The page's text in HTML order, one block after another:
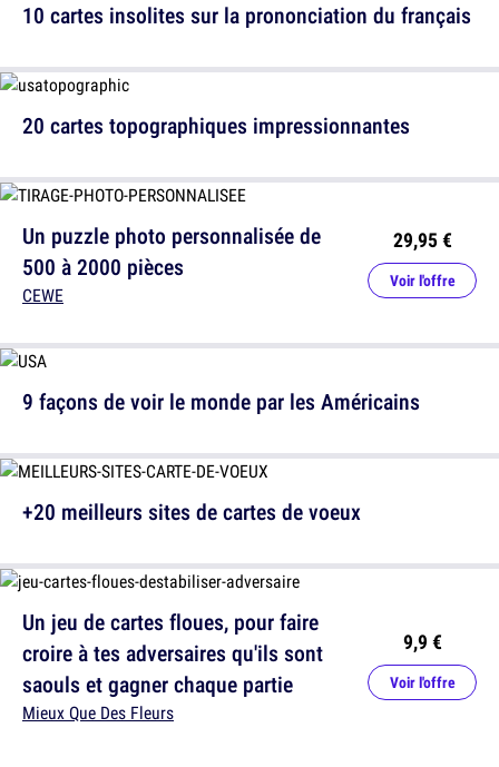
20 cartes topographiques impressionnantes
9 façons de voir le monde par les Américains
Un jeu de cartes floues, pour faire
croire à tes adversaires qu'ils sont
saouls et gagner chaque partie
Mieux Que Des Fleurs
9,9 €
Voir l'offre
10 cartes insolites sur la prononciation du français
Un puzzle photo personnalisée de
500 à 2000 pièces
CEWE
29,95 €
Voir l'offre
+20 meilleurs sites de cartes de voeux